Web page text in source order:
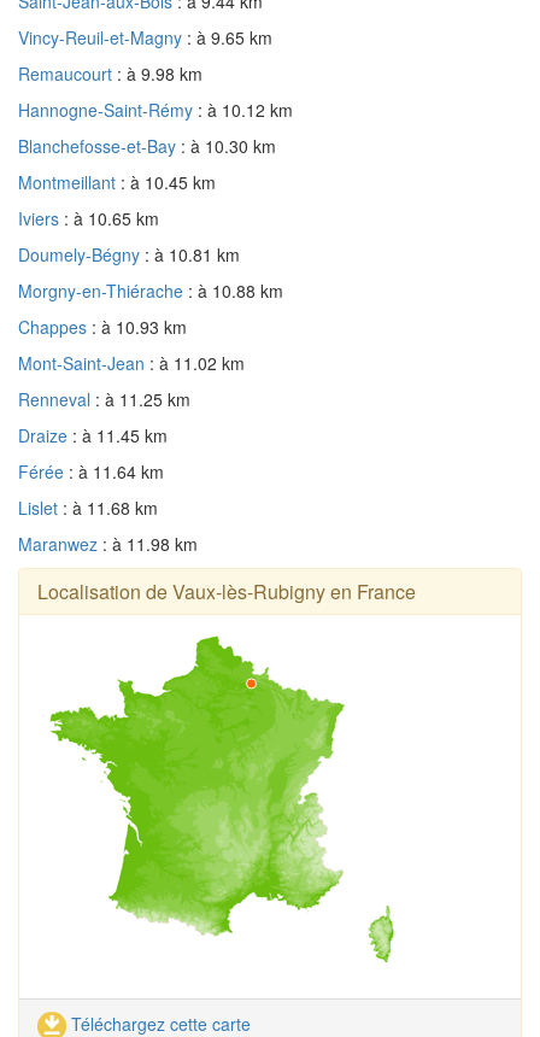
Vincy-Reuil-et-Magny : à 9.65 km
Remaucourt : à 9.98 km
Hannogne-Saint-Rémy : à 10.12 km
Blanchefosse-et-Bay : à 10.30 km
Montmeillant : à 10.45 km
Iviers : à 10.65 km
Doumely-Bégny : à 10.81 km
Morgny-en-Thiérache : à 10.88 km
Chappes : à 10.93 km
Mont-Saint-Jean : à 11.02 km
Renneval : à 11.25 km
Draize : à 11.45 km
Férée : à 11.64 km
Lislet : à 11.68 km
Maranwez : à 11.98 km
Localisation de Vaux-lès-Rubigny en France
Téléchargez cette carte